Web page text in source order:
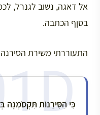
אל דאגה, נשוב לגנרל,
בסןף הכתבה.
התעוררתי משירת
כִּי הַסִּירֵנוֹת תִּקְסֹמְנָה